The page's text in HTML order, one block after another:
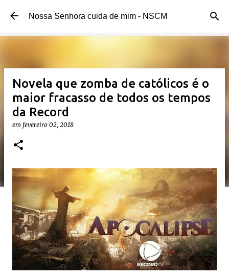
Pular para o conteúdo principal
Nossa Senhora cuida de mim - NSCM
Novela que zomba de católicos é o
maior fracasso de todos os tempos
da Record
em fevereiro 02, 2018